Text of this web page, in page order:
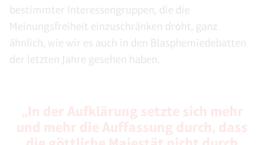
bestimmter Interessengruppen, die die
Meinungsfreiheit einzuschränken droht, ganz
ähnlich, wie wir es auch in den Blasphemiedebatten
der letzten Jahre gesehen haben.